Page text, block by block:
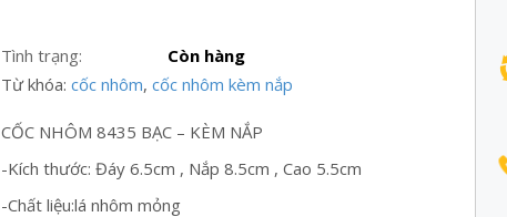
Tình trạng:
Còn hàng
Từ khóa: cốc nhôm, cốc nhôm kèm nắp
CỐC NHÔM 8435 BẠC – KÈM NẮP
-Kích thước: Đáy 6.5cm , Nắp 8.5cm , Cao 5.5cm
-Chất liệu:lá nhôm mỏng